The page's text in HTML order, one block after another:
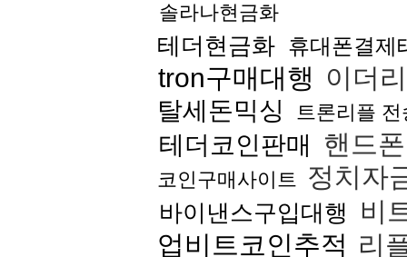
솔라나현금화
테더현금화 휴대폰결제
tron구매대행 이더
탈세돈믹싱 트론리플
테더코인판매 핸드
코인구매사이트 정치자
바이낸스구입대행
비
업비트코인추적 리